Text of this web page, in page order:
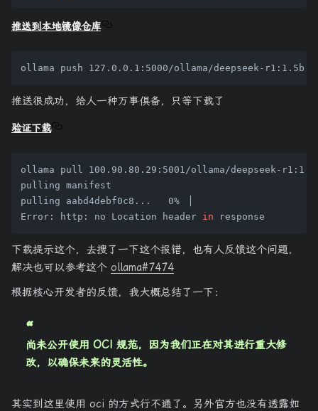
推送到本地镜像仓库
推送很成功，给人一种万事俱备，只等下载了
验证下载
ollama pull 100.90.80.29:5001/ollama/deepseek-
pulling manifest
pulling aabd4debf0c8...   0% ▕
Error: http: no Location header in
下载提示这个，去搜了一下这个报错，也有人反馈这个问题，
解决也可以参考这个 ollama#7474
根据核心开发者的反馈，我大概总结了一下：
尚未公开使用 OCI 规范，因为我们正在对其进行重大修
改，以确保未来的灵活性。
其实到这里使用 oci 的方式行不通了。另外官方也没有透露如